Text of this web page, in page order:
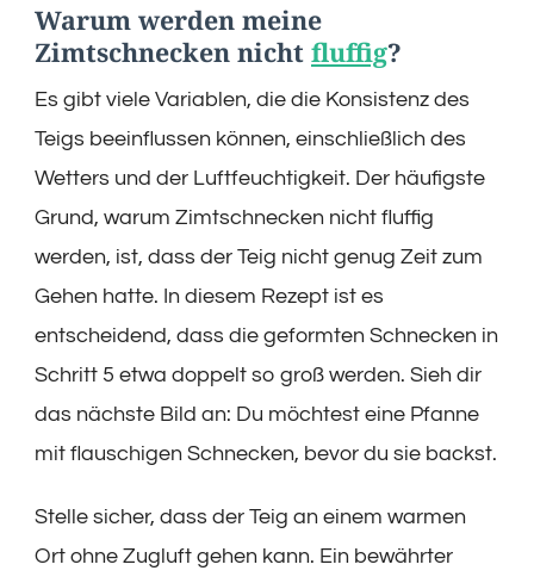
Warum werden meine
Zimtschnecken nicht fluffig?
Es gibt viele Variablen, die die Konsistenz des
Teigs beeinflussen können, einschließlich des
Wetters und der Luftfeuchtigkeit. Der häufigste
Grund, warum Zimtschnecken nicht fluffig
werden, ist, dass der Teig nicht genug Zeit zum
Gehen hatte. In diesem Rezept ist es
entscheidend, dass die geformten Schnecken in
Schritt 5 etwa doppelt so groß werden. Sieh dir
das nächste Bild an: Du möchtest eine Pfanne
mit flauschigen Schnecken, bevor du sie backst.
Stelle sicher, dass der Teig an einem warmen
Ort ohne Zugluft gehen kann. Ein bewährter